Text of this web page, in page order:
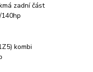
zadní část
kombi